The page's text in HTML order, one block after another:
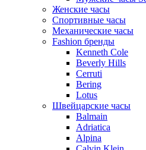
Женские часы
Спортивные часы
Механические часы
Fashion бренды
Kenneth Cole
Beverly Hills
Cerruti
Bering
Lotus
Швейцарские часы
Balmain
Adriatica
Alpina